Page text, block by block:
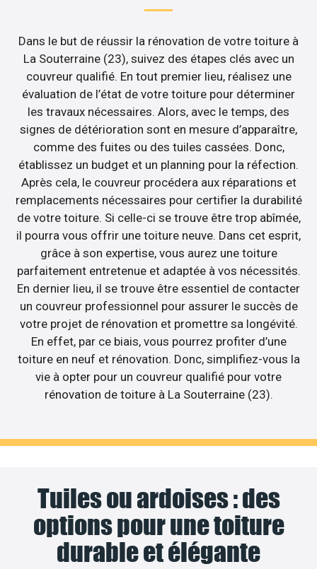
Dans le but de réussir la rénovation de votre toiture à
La Souterraine (23), suivez des étapes clés avec un
couvreur qualifié. En tout premier lieu, réalisez une
évaluation de l’état de votre toiture pour déterminer
les travaux nécessaires. Alors, avec le temps, des
signes de détérioration sont en mesure d’apparaître,
comme des fuites ou des tuiles cassées. Donc,
établissez un budget et un planning pour la réfection.
Après cela, le couvreur procédera aux réparations et
remplacements nécessaires pour certifier la durabilité
de votre toiture. Si celle-ci se trouve être trop abîmée,
il pourra vous offrir une toiture neuve. Dans cet esprit,
grâce à son expertise, vous aurez une toiture
parfaitement entretenue et adaptée à vos nécessités.
En dernier lieu, il se trouve être essentiel de contacter
un couvreur professionnel pour assurer le succès de
votre projet de rénovation et promettre sa longévité.
En effet, par ce biais, vous pourrez profiter d’une
toiture en neuf et rénovation. Donc, simplifiez-vous la
vie à opter pour un couvreur qualifié pour votre
rénovation de toiture à La Souterraine (23).
Tuiles ou ardoises : des
options pour une toiture
durable et élégante